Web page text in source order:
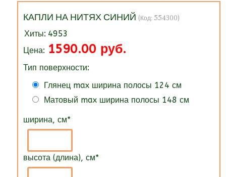
КАПЛИ НА НИТЯХ СИНИЙ (Код: 554300)
Хиты: 4953
Цена: 1590.00 руб.
Тип поверхности:
Глянец max ширина полосы 124 см
Матовый max ширина полосы 148 см
ширина, см*
высота (длина), см*